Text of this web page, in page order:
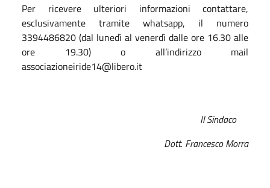
Per ricevere ulteriori informazioni contattare,
esclusivamente tramite whatsapp, il numero
3394486820 (dal lunedì al venerdì dalle ore 16.30 alle
ore 19.30) o all’indirizzo mail
associazioneiride14@libero.it
Il Sindaco
Dott. Francesco Morra